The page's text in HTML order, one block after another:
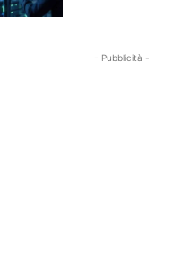
- Pubblicità -